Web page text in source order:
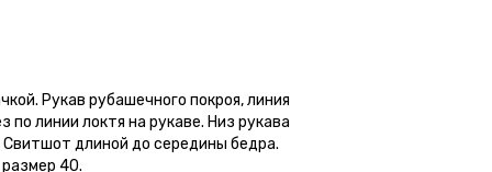
Рукав рубашечного покроя, линия
линии локтя на рукаве. Низ рукава
длиной до середины бедра.
40.